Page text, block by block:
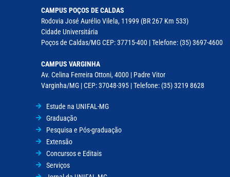
CAMPUS POÇOS DE CALDAS
Rodovia José Aurélio Vilela, 11999 (BR 267 Km 533)
Cidade Universitária
Poços de Caldas/MG CEP: 37715-400 | Telefone: (35) 3697-4600
CAMPUS VARGINHA
Av. Celina Ferreira Ottoni, 4000 | Padre Vitor
Varginha/MG | CEP: 37048-395 | Telefone: (35) 3219 8628
Estude na UNIFAL-MG
Graduação
Pesquisa e Pós-graduação
Extensão
Concursos e Editais
Serviços